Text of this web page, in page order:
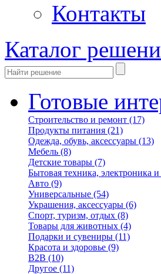
Контакты
Каталог
Готовые
Строительство и ремонт (17)
Продукты питания (21)
Одежда, обувь, аксессуары (13)
Мебель (8)
Детские товары (7)
Бытовая техника, электроника
Авто (9)
Универсальные (54)
Украшения, аксессуары (6)
Спорт, туризм, отдых (8)
Товары для животных (4)
Подарки и сувениры (11)
Красота и здоровье (9)
B2B (10)
Другое (11)